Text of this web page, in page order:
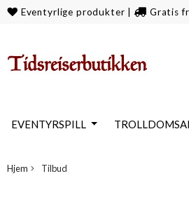
Eventyrlige produkter | Gratis
EVENTYRSPILL
Hjem Tilbud